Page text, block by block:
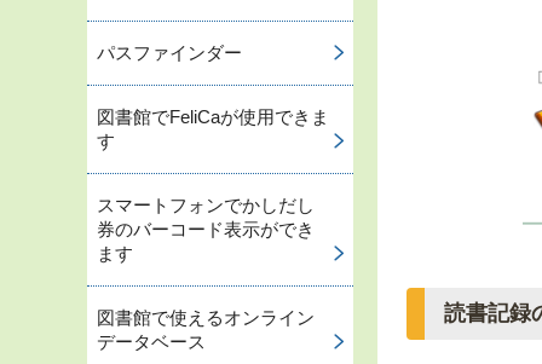
読書記録
パスファインダー
図書館でFeliCaが使用できま
す
スマートフォンでかしだし
券のバーコード表示ができ
ます
図書館で使えるオンライン
データベース